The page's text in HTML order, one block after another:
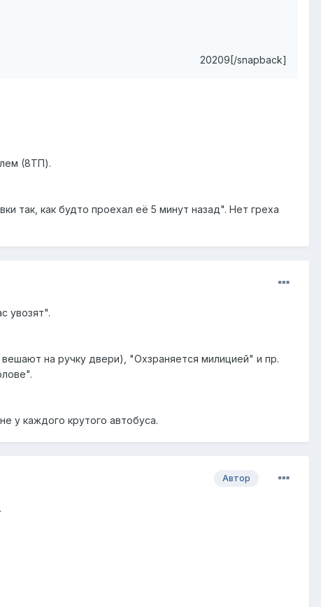
20209[/snapback]
(8ТП).
так, как будто проехал её 5 минут назад". Нет греха
увозят".
на ручку двери), "Охзраняется милицией" и пр.
у каждого крутого автобуса.
Автор